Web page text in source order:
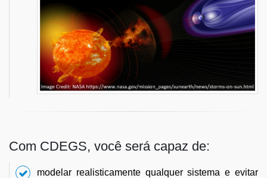
Com CDEGS, você será capaz de:
modelar realisticamente qualquer sistema e evitar